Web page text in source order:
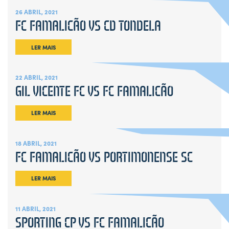
Instalações
Presidentes
Missão
Sociedade
Estatutos
Código de conduta
Governo da Sociedade
Participações Sociais
Conselho de Administração e
Fiscalização
2024/25
26 ABRIL, 2021
FC FAMALICÃO VS CD TONDELA
LER MAIS
22 ABRIL, 2021
GIL VICENTE FC VS FC FAMALICÃO
LER MAIS
18 ABRIL, 2021
FC FAMALICÃO VS PORTIMONENSE SC
LER MAIS
11 ABRIL, 2021
SPORTING CP VS FC FAMALICÃO